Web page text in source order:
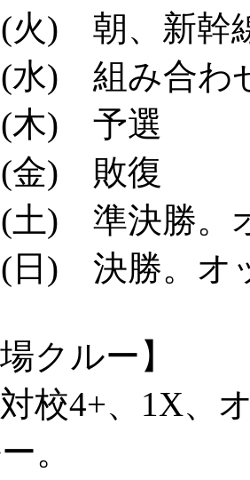
火) 朝、新幹
水) 組み合わ
(木) 予選
(金) 敗復
土) 準決勝。
日) 決勝。オ
場クルー】
校4+、1X、
。